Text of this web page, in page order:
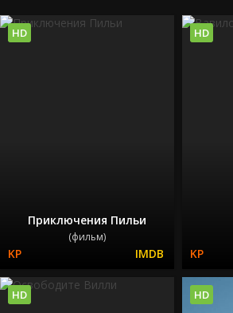
Приключения Пильи
(фильм)
HD HD
HD HD